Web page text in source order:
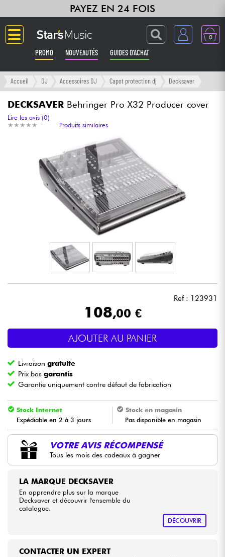
PAYEZ EN 24 FOIS
0
PROMO NOUVEAUTÉS GUIDES D'ACHAT
Langue
Guitares & Basses
Amplis & Effets
Claviers & Pianos
Synthés & Sampleurs
Home Studio
Micros & HF
Batteries & Percu
Violons & Quatuor
Eveil Musical
HiFi
Voir nos marques
Accueil DJ Accessoires DJ Capot protection dj Decksaver
DECKSAVER Behringer Pro X32 Producer cover
★ ★ ★ ★ ★
★ ★ ★ ★ ★
Lire les avis (0)
Produits similaires
Ref : 123931
108,00 €
AJOUTER AU PANIER
Livraisongratuite
Prix basgarantis
Garantie uniquement contre défaut de fabrication
Stock Internet
Expédiable en 2 à 3 jours
Stock en magasin
Pas disponible en magasin
VOTRE AVIS RÉCOMPENSÉ
Tous les mois des cadeaux à gagner
LA MARQUE DECKSAVER
En apprendre plus sur la marque
Decksaver et découvrir l'ensemble du
catalogue.
DÉCOUVRIR
CONTACTER UN EXPERT